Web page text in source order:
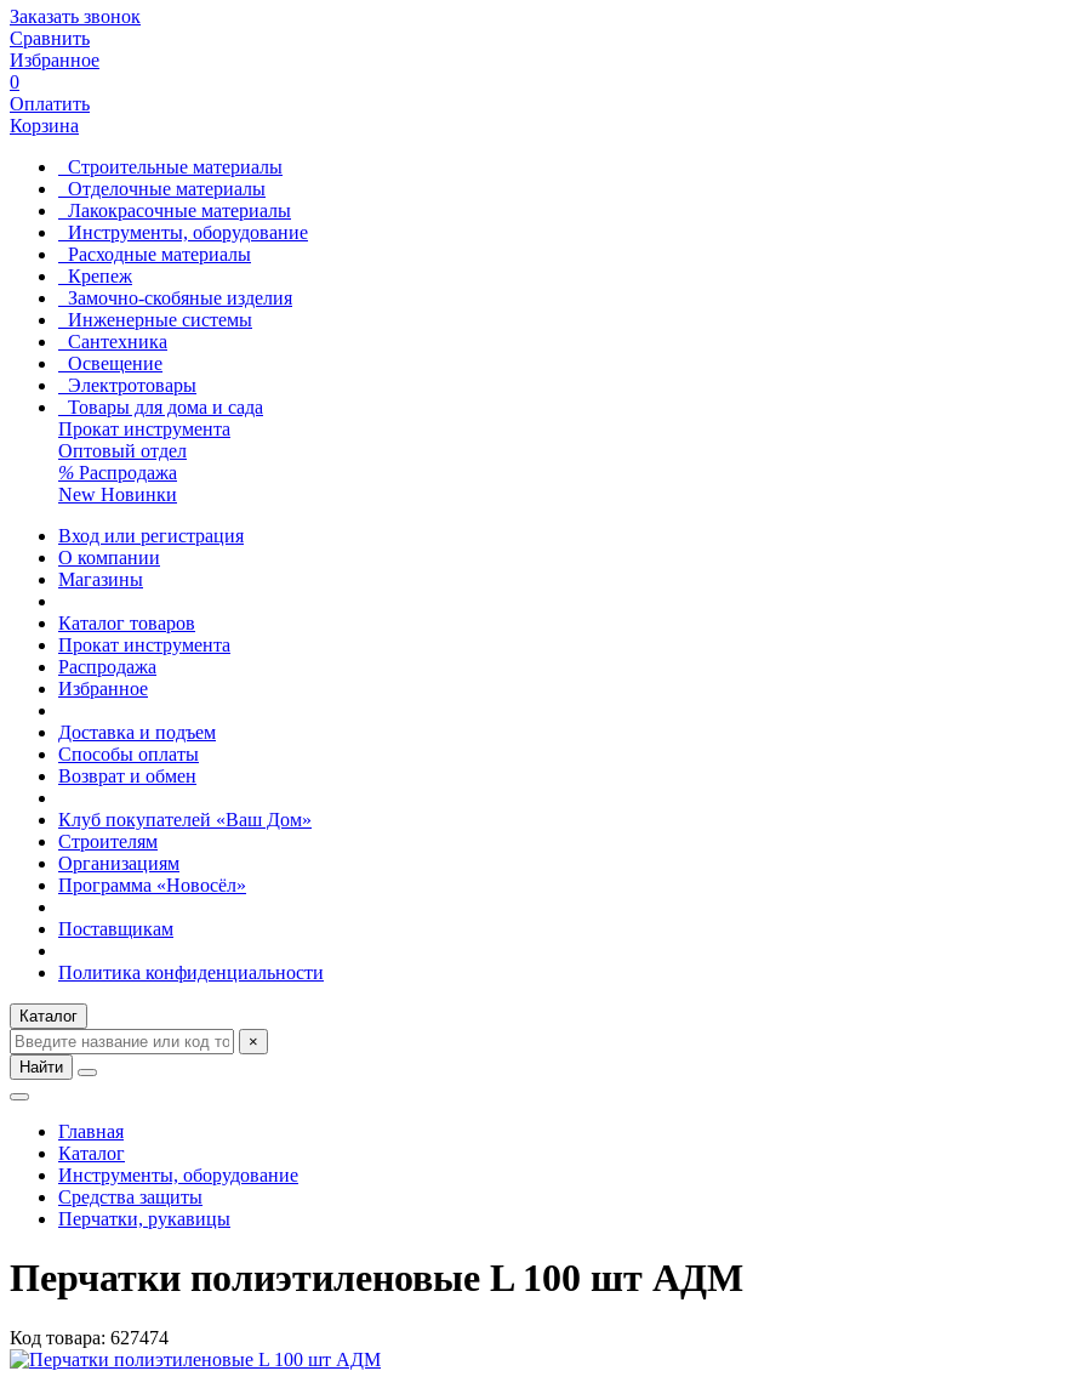
Заказать звонок
Сравнить
Избранное
0
Оплатить
Корзина
Строительные материалы
Отделочные материалы
Лакокрасочные материалы
Инструменты, оборудование
Расходные материалы
Крепеж
Замочно-скобяные изделия
Инженерные системы
Сантехника
Освещение
Электротовары
Товары для дома и сада
Прокат инструмента
Оптовый отдел
% Распродажа
New Новинки
Вход или регистрация
О компании
Магазины
Каталог товаров
Прокат инструмента
Распродажа
Избранное
Доставка и подъем
Способы оплаты
Возврат и обмен
Клуб покупателей «Ваш Дом»
Строителям
Организациям
Программа «Новосёл»
Поставщикам
Политика конфиденциальности
Каталог
×
Найти
Главная
Каталог
Инструменты, оборудование
Средства защиты
Перчатки, рукавицы
Перчатки полиэтиленовые L 100 шт АДМ
Код товара: 627474